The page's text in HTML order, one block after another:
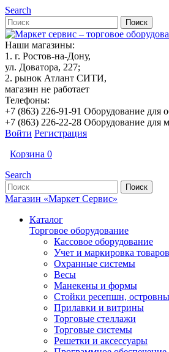
Search
Наши магазины:
1. г. Ростов-на-Дону,
ул. Доватора, 227;
2. рынок Атлант СИТИ,
магазин не работает
Телефоны:
+7 (863) 226-91-91 Оборудование для
+7 (863) 226-22-28 Оборудование для
Войти Регистрация
Корзина 0
Search
Магазин «Маркет Сервис»
Каталог
Торговое оборудование
Кассовое оборудование
Учет и маркировка товаров
Охранные системы
Весы
Манекены и формы
Стойки ресепшн,
Прилавки и витрины
Торговые стеллажи
Торговые системы
Решетки и аксессуары